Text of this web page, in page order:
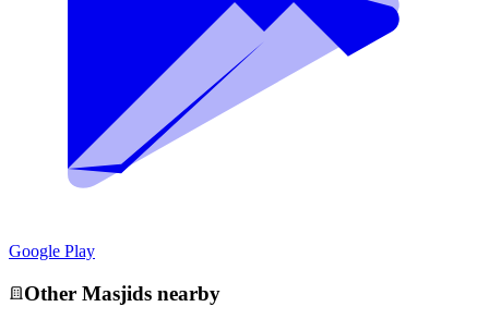
Google Play
Other Masjids nearby